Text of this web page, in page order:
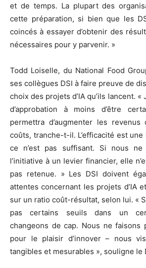
et de temps. La plupart des
cette préparation, si bien que les
coincés à essayer d’obtenir des
nécessaires pour y parvenir. »
Todd Loiselle, du National Food
ses collègues DSI à faire preuve de
choix des projets d’IA qu’ils lancent. «
d’approbation à moins d’être
permettra d’augmenter les
coûts, tranche-t-il. L’efficacité est une
ce n’est pas suffisant. Si nous
l’initiative à un levier financier, elle
pas retenue. » Les DSI doivent
attentes concernant les projets d’IA
sur un ratio coût-résultat, selon lui. «
pas certains seuils dans un
changeons de cap. Nous ne faisons
pour le plaisir d’innover – nous
tangibles et mesurables », souligne le